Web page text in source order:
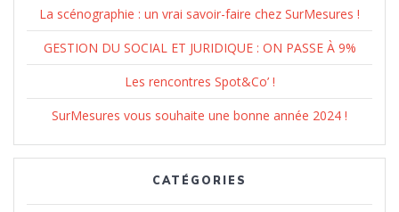
La scénographie : un vrai savoir-faire chez SurMesures !
GESTION DU SOCIAL ET JURIDIQUE : ON PASSE À 9%
Les rencontres Spot&Co’ !
SurMesures vous souhaite une bonne année 2024 !
CATÉGORIES